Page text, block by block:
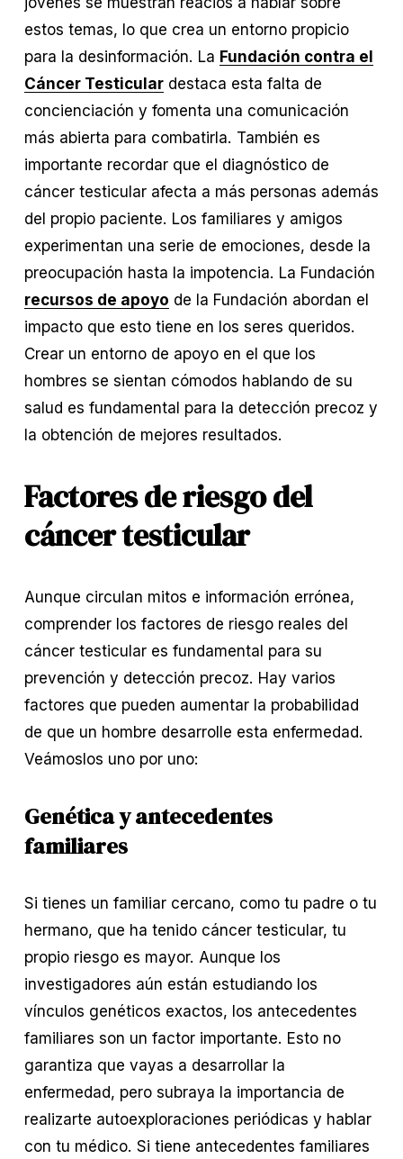
estos temas, lo que crea un entorno propicio
para la desinformación. La Fundación contra el
Cáncer Testicular destaca esta falta de
concienciación y fomenta una comunicación
más abierta para combatirla. También es
importante recordar que el diagnóstico de
cáncer testicular afecta a más personas además
del propio paciente. Los familiares y amigos
experimentan una serie de emociones, desde la
recursos de apoyo de la Fundación abordan el
impacto que esto tiene en los seres queridos.
Crear un entorno de apoyo en el que los
hombres se sientan cómodos hablando de su
salud es fundamental para la detección precoz y
la obtención de mejores resultados.
Factores de riesgo del
cáncer testicular
Aunque circulan mitos e información errónea,
comprender los factores de riesgo reales del
cáncer testicular es fundamental para su
prevención y detección precoz. Hay varios
factores que pueden aumentar la probabilidad
de que un hombre desarrolle esta enfermedad.
Veámoslos uno por uno:
Genética y antecedentes
familiares
Si tienes un familiar cercano, como tu padre o tu
hermano, que ha tenido cáncer testicular, tu
propio riesgo es mayor. Aunque los
investigadores aún están estudiando los
vínculos genéticos exactos, los antecedentes
familiares son un factor importante. Esto no
garantiza que vayas a desarrollar la
enfermedad, pero subraya la importancia de
realizarte autoexploraciones periódicas y hablar
con tu médico. Si tiene antecedentes familiares